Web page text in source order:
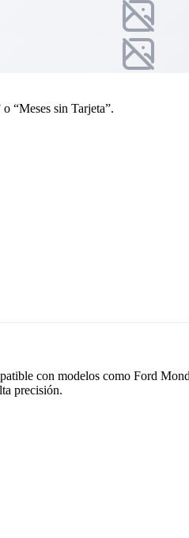
“Meses sin Tarjeta”.
con modelos como Ford
precisión.